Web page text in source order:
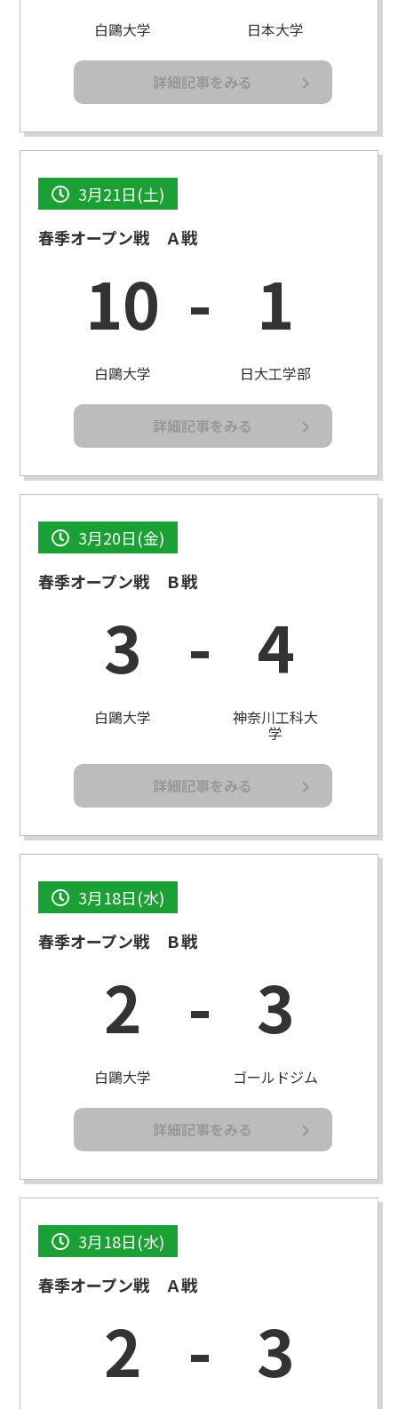
白鷗大学 日本大学
詳細記事をみる
3月21日(土)
春季オープン戦 Ａ戦
10
白鷗大学
- 1
日大工学部
詳細記事をみる
3月20日(金)
春季オープン戦 Ｂ戦
3
白鷗大学
- 4
神奈川工科大
学
詳細記事をみる
3月18日(水)
春季オープン戦 Ｂ戦
2
白鷗大学
- 3
ゴールドジム
詳細記事をみる
3月18日(水)
春季オープン戦 Ａ戦
2 - 3